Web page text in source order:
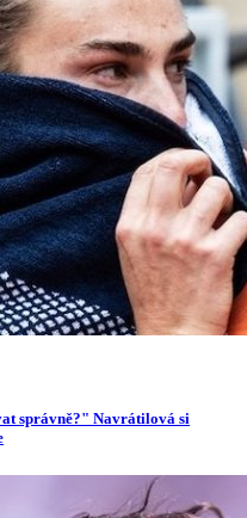
správně?" Navrátilová si